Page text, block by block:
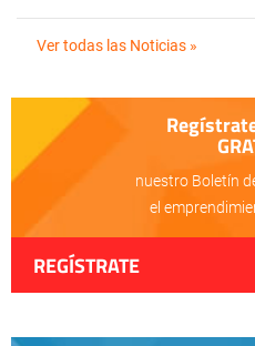
Ver todas las Noticias »
nuestro Boletín
el
REGÍSTRATE